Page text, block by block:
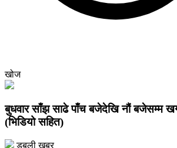
खोज
बुधवार साँझ साढे पाँच बजेदेखि नौं बजेसम्म
(भिडियो सहित)
डबली खबर